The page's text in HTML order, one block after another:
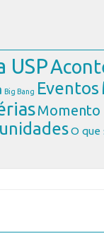
USP
Big Bang Eventos
Momento
O que